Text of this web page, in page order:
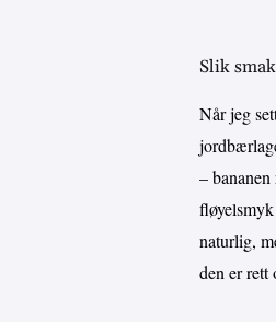
Slik
Når jeg
–
naturlig,
den er rett